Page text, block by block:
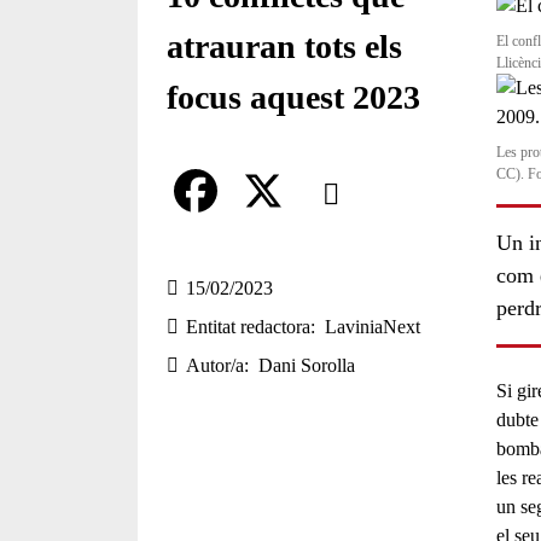
atrauran tots els
focus aquest 2023
Comparteix
a
c
e
Compartir en altres xarxes
15/02/2023
Entitat redactora
LaviniaNext
Autor/a
Dani Sorolla
El
Les
CC).
Un
com
Si
les
un
el